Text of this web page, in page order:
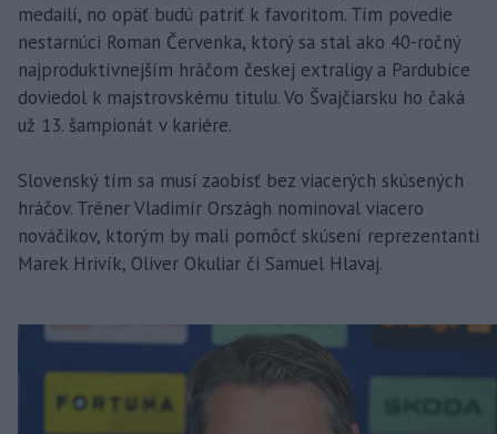
medailí, no opäť budú patriť k favoritom. Tím povedie
nestarnúci Roman Červenka, ktorý sa stal ako 40-ročný
najproduktívnejším hráčom českej extraligy a Pardubice
doviedol k majstrovskému titulu. Vo Švajčiarsku ho čaká
už 13. šampionát v kariére.
Slovenský tím sa musí zaobísť bez viacerých skúsených
hráčov. Tréner Vladimír Országh nominoval viacero
nováčikov, ktorým by mali pomôcť skúsení reprezentanti
Marek Hrivík, Oliver Okuliar či Samuel Hlavaj.